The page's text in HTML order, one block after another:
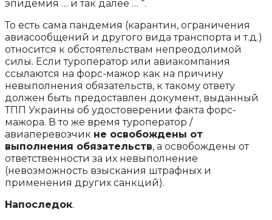
эпидемия … и так далее … “.
То есть сама пандемия (карантин, ограничения
авиасообщений и другого вида транспорта и т.д.)
относится к обстоятельствам непреодолимой
силы. Если туроператор или авиакомпания
ссылаются на форс-мажор как на причину
невыполнения обязательств, к такому ответу
должен быть предоставлен документ, выданный
ТПП Украины об удостоверении факта форс-
мажора. В то же время туроператор /
авиаперевозчик не освобождены от
выполнения обязательств, а освобождены от
ответственности за их невыполнение
(невозможность взыскания штрафных и
применения других санкций).
Напоследок.